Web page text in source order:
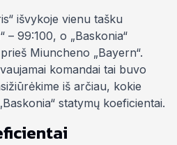
išvykoje vienu tašku
– 99:100, o „Baskonia“
Miuncheno „Bayern“.
komandai tai buvo
iš arčiau, kokie
statymų koeficientai.